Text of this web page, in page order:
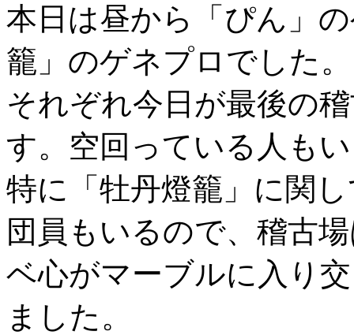
本日は昼から「ぴん」
籠」のゲネプロでした。
それぞれ今日が最後の
す。空回っている人も
特に「牡丹燈籠」に関
団員もいるので、稽古
ベ心がマーブルに入り
ました。